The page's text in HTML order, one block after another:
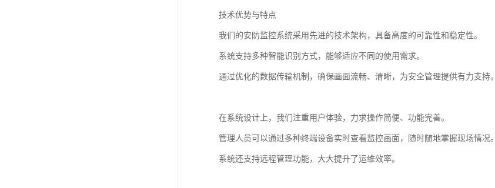
技术优势与特点
我们的安防监控系统采用先进的技术架构，具备高度的可靠性和稳定性。
系统支持多种智能识别方式，能够适应不同的使用需求。
通过优化的数据传输机制，确保画面流畅、清晰，为安全管理提供有力支持。
在系统设计上，我们注重用户体验，力求操作简便、功能完善。
管理人员可以通过多种终端设备实时查看监控画面，随时随地掌握现场情况。
系统还支持远程管理功能，大大提升了运维效率。